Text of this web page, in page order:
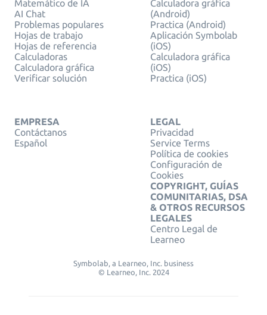
Matemático de IA
AI Chat
Problemas populares
Hojas de trabajo
Hojas de referencia
Calculadoras
Calculadora gráfica
Verificar solución
Calculadora gráfica
(Android)
Practica (Android)
Aplicación Symbolab
(iOS)
Calculadora gráfica
(iOS)
Practica (iOS)
EMPRESA
Contáctanos
Español
LEGAL
Privacidad
Service Terms
Política de cookies
Configuración de
Cookies
COPYRIGHT, GUÍAS
COMUNITARIAS, DSA
& OTROS RECURSOS
LEGALES
Centro Legal de
Learneo
Symbolab, a Learneo, Inc. business
© Learneo, Inc. 2024